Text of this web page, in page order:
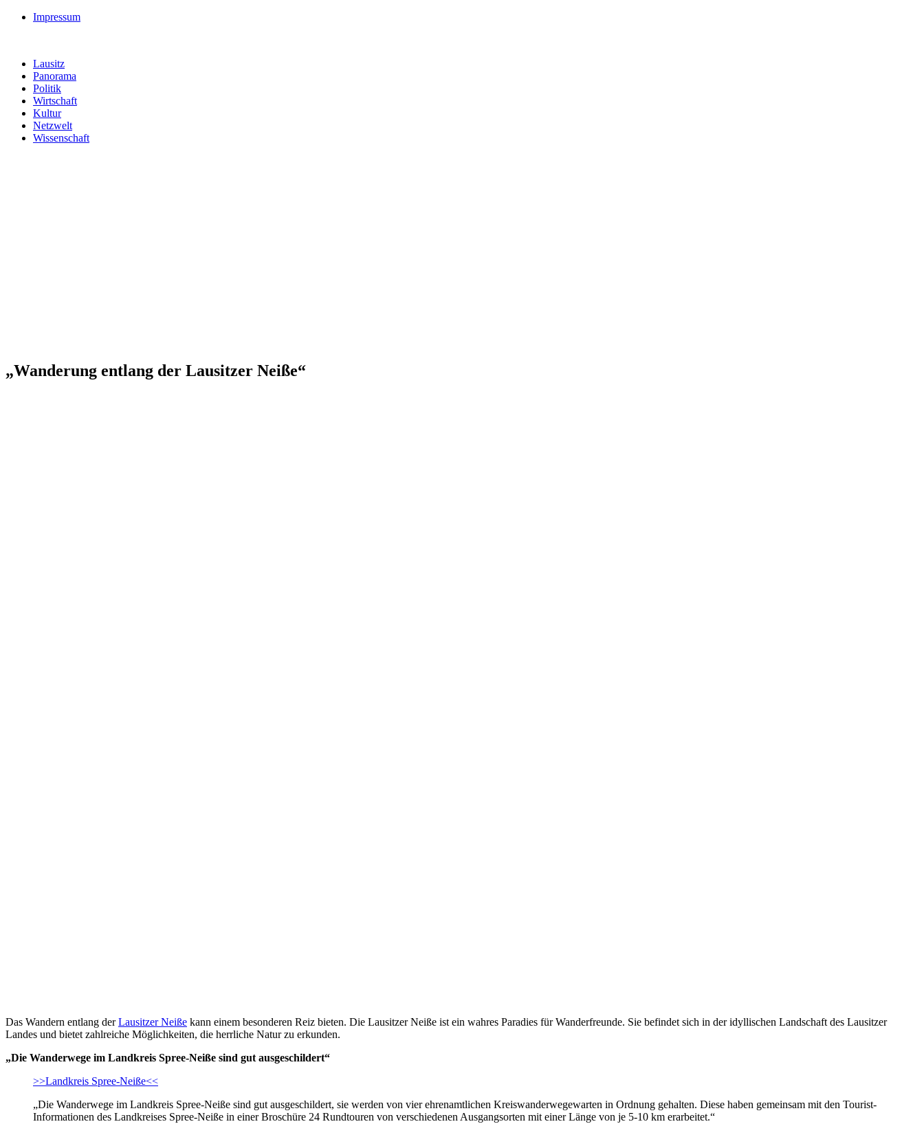
Impressum
Lausitz
Panorama
Politik
Wirtschaft
Kultur
Netzwelt
Wissenschaft
„Wanderung entlang der Lausitzer Neiße“
Das Wandern entlang derLausitzer Neiße kann einem besonderen Reiz bieten. Die Lausitzer Neiße ist ein wahres Paradies für Wanderfreunde. Sie befindet sich in der idyllischen Landschaft des Lausitzer
Landes und bietet zahlreiche Möglichkeiten, die herrliche Natur zu erkunden.
„Die Wanderwege im Landkreis Spree-Neiße sind gut ausgeschildert“
>>Landkreis Spree-Neiße<<
„Die Wanderwege im Landkreis Spree-Neiße sind gut ausgeschildert, sie werden von vier ehrenamtlichen Kreiswanderwegewarten in Ordnung gehalten. Diese haben gemeinsam mit den Tourist-
Informationen des Landkreises Spree-Neiße in einer Broschüre 24 Rundtouren von verschiedenen Ausgangsorten mit einer Länge von je 5-10 km erarbeitet.“